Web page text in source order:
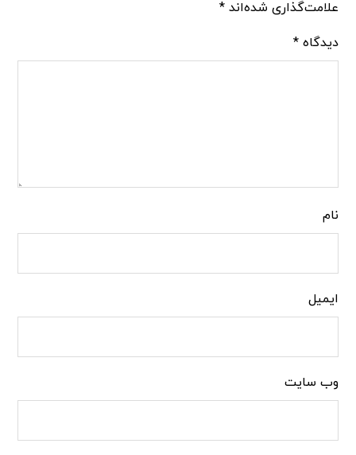
علامت‌گذاری شده‌اند*
دیدگاه*
نام
ایمیل
وب‌ سایت